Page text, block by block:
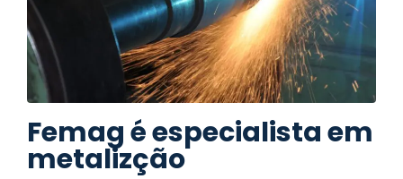
Femag é especialista em
metalizção